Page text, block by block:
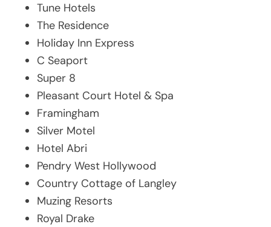
Tune Hotels
The Residence
Holiday Inn Express
C Seaport
Super 8
Pleasant Court Hotel & Spa
Framingham
Silver Motel
Hotel Abri
Pendry West Hollywood
Country Cottage of Langley
Muzing Resorts
Royal Drake